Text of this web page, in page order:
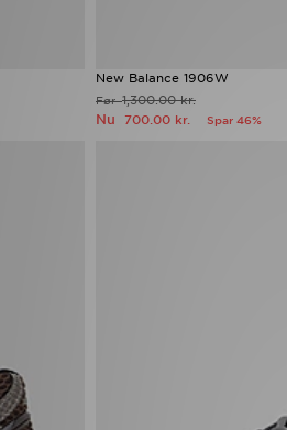
New Balance 1906W
Før1,300.00 kr.
Nu 700.00 kr. Spar 46%